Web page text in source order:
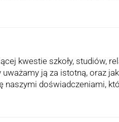
kwestie szkoły, studiów,
ją za istotną, oraz
naszymi doświadczeniami,